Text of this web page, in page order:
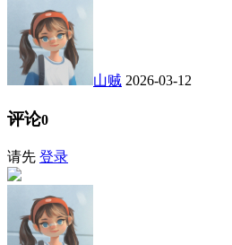
山贼 2026-03-12
评论0
请先 登录